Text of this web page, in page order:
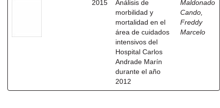
2015
Análisis de
morbilidad y
mortalidad en el
área de cuidados
intensivos del
Hospital Carlos
Andrade Marín
durante el año
2012
Maldonado
Cando,
Freddy
Marcelo